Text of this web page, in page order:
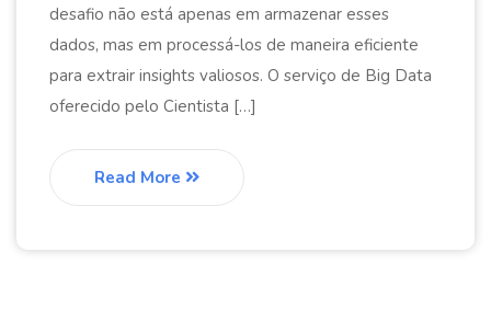
desafio não está apenas em armazenar esses
dados, mas em processá-los de maneira eficiente
para extrair insights valiosos. O serviço de Big Data
oferecido pelo Cientista […]
Read More